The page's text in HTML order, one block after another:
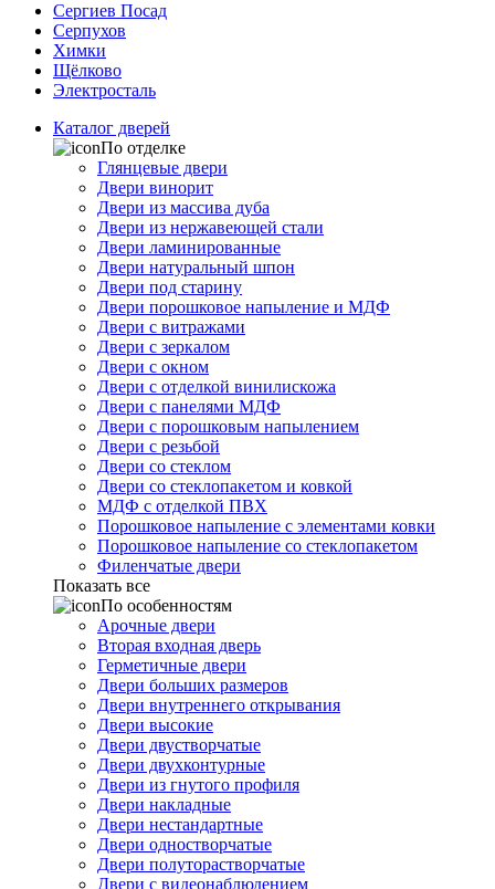
Сергиев Посад
Серпухов
Химки
Щёлково
Электросталь
Каталог дверей
По отделке
Глянцевые двери
Двери винорит
Двери из массива дуба
Двери из нержавеющей стали
Двери ламинированные
Двери натуральный шпон
Двери под старину
Двери порошковое напыление и МДФ
Двери с витражами
Двери с зеркалом
Двери с окном
Двери с отделкой винилискожа
Двери с панелями МДФ
Двери с порошковым напылением
Двери с резьбой
Двери со стеклом
Двери со стеклопакетом и ковкой
МДФ с отделкой ПВХ
Порошковое напыление с элементами ковки
Порошковое напыление со стеклопакетом
Филенчатые двери
Показать все
По особенностям
Арочные двери
Вторая входная дверь
Герметичные двери
Двери больших размеров
Двери внутреннего открывания
Двери высокие
Двери двустворчатые
Двери двухконтурные
Двери из гнутого профиля
Двери накладные
Двери нестандартные
Двери одностворчатые
Двери полуторастворчатые
Двери с видеонаблюдением